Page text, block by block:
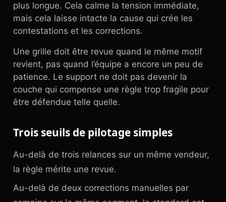
plus longue. Cela calme la tension immédiate,
mais cela laisse intacte la cause qui crée les
contestations et les corrections.
Une grille doit être revue quand le même motif
revient, pas quand l’équipe a encore un peu de
patience. Le support ne doit pas devenir la
couche qui compense une règle trop fragile pour
être défendue telle quelle.
Trois seuils de pilotage simples
Au-delà de trois relances sur un même vendeur,
la règle mérite une revue.
Au-delà de deux corrections manuelles par